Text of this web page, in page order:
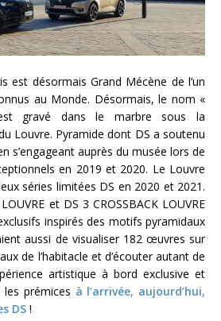
est désormais Grand Mécène de l’un
au Monde. Désormais, le nom «
gravé dans le marbre sous la
Louvre. Pyramide dont DS a soutenu
s’engageant auprès du musée lors de
en 2019 et 2020. Le Louvre
séries limitées DS en 2020 et 2021.
et DS 3 CROSSBACK LOUVRE
inspirés des motifs pyramidaux
aussi de visualiser 182 œuvres sur
de l’habitacle et d’écouter autant de
artistique à bord exclusive et
prémices à l’arrivée, aujourd’hui,
DS !